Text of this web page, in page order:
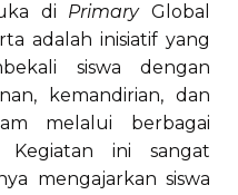
di PrimaryGlobal
adalah inisiatif yang
siswa dengan
kemandirian, dan
melalui berbagai
ini sangat
mengajarkan siswa